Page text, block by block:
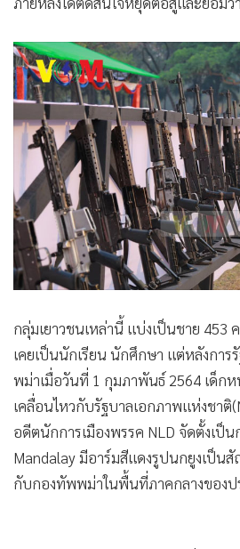
• หุ้น
• อินโดจีน
• กองทุนรวม
• Celeb Online
• Factcheck
ญี่ปุ่น
News1
•
Gotomanager
เมืองมัณฑะเลย์ ได้มีพิธีต้อนรับเด็กหนุ่
ภายหลังได้ตัดสินใจหยุดต่อสู้และยอม
กลุ่มเยาวชนเหล่านี้ แบ่งเป็นชาย 453
เคยเป็นนักเรียน นักศึกษา แต่หลังการ
พม่าเมื่อวันที่ 1 กุมภาพันธ์ 2564 เด็กห
เคลื่อนไหวกับรัฐบาลเอกภาพแห่งชาติ
อดีตนักการเมืองพรรค NLD จัดตั้งเป็นก